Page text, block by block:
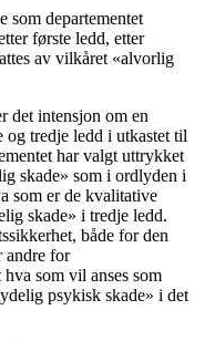
som departementet
første ledd, etter
av vilkåret «alvorlig
det intensjon om en
tredje ledd i utkastet til
har valgt uttrykket
skade» som i ordlyden i
som er de kvalitative
skade» i tredje ledd.
både for den
andre for
som vil anses som
psykisk skade» i det